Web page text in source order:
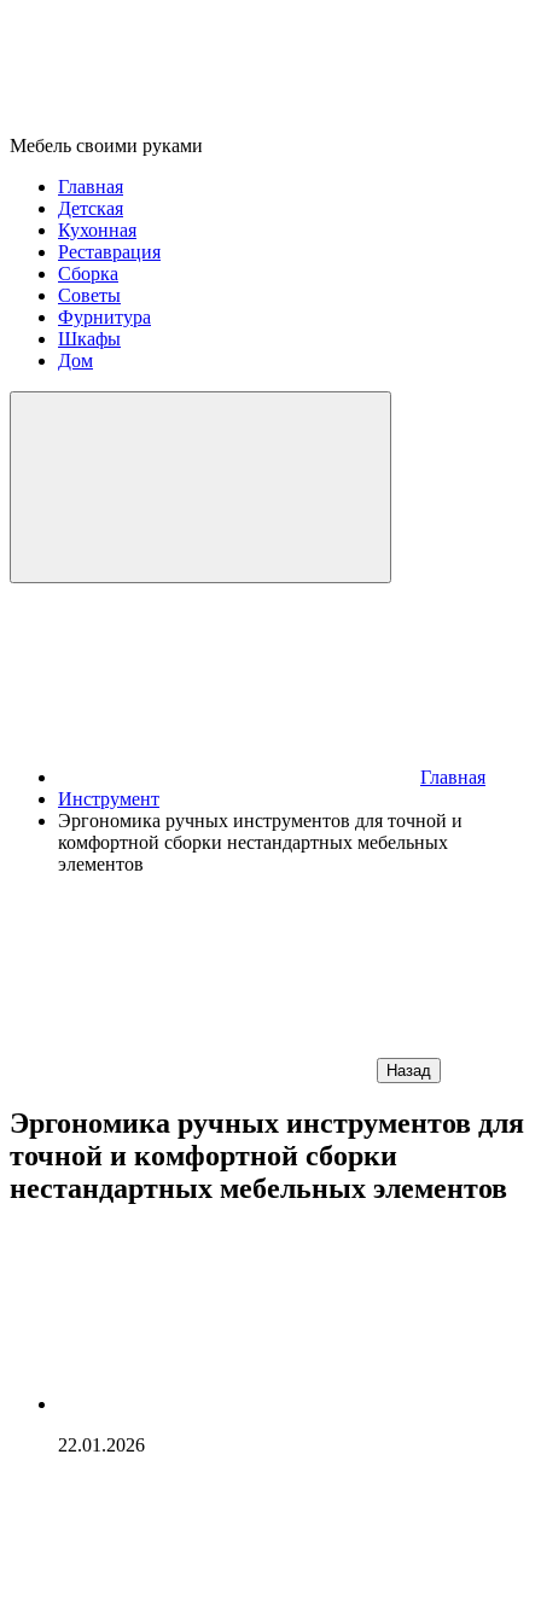
Мебель своими руками
Главная
Детская
Кухонная
Реставрация
Сборка
Советы
Фурнитура
Шкафы
Дом
Главная
Инструмент
Эргономика ручных инструментов для точной и
комфортной сборки нестандартных мебельных
элементов
Назад
Эргономика ручных инструментов для
точной и комфортной сборки
нестандартных мебельных элементов
22.01.2026